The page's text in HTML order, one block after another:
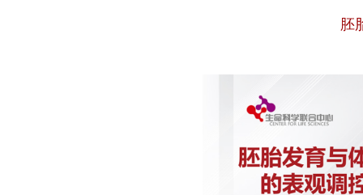
胚